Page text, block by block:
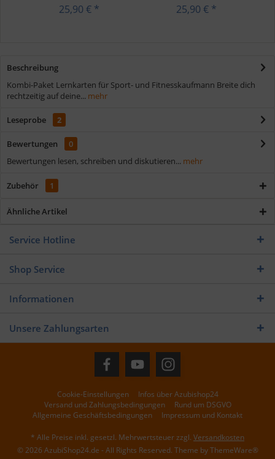
25,90 € * 25,90 € *
Beschreibung
Kombi-Paket Lernkarten für Sport- und Fitnesskaufmann Breite dich
rechtzeitig auf deine... mehr
Leseprobe 2
Bewertungen
0
Bewertungen lesen, schreiben und diskutieren... mehr
Zubehör 1
Ähnliche Artikel
Service Hotline
Shop Service
Informationen
Unsere Zahlungsarten
Cookie-Einstellungen
Infos über Azubishop24
Versand und Zahlungsbedingungen
Rund um DSGVO
Allgemeine Geschäftsbedingungen
Impressum und Kontakt
* Alle Preise inkl. gesetzl. Mehrwertsteuer zzgl. Versandkosten
© 2026 AzubiShop24.de - All Rights Reserved. Theme byThemeWare®